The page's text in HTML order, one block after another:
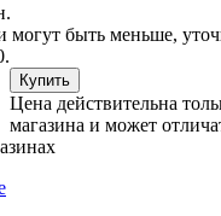
могут быть меньше,
Купить
Цена действительна
магазина и может